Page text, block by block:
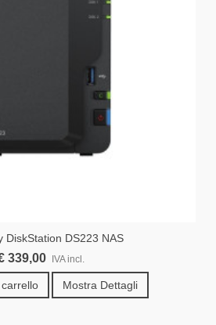
DiskStation DS223 NAS
339,00 IVA incl.
Mostra Dettagli